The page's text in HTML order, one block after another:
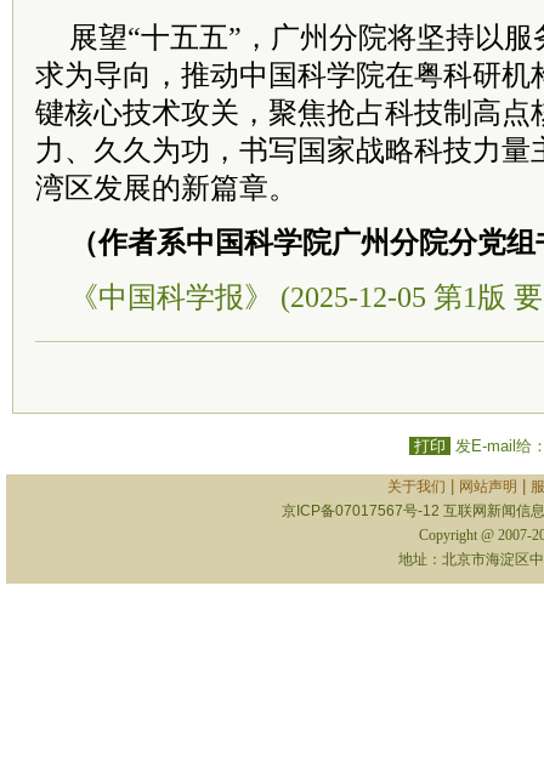
展望“十五五”，广州分院将坚持以
求为导向，推动中国科学院在粤科研机
键核心技术攻关，聚焦抢占科技制高点
力、久久为功，书写国家战略科技力量
湾区发展的新篇章。
（作者系中国科学院广州分院分党
《中国科学报》 (2025-12-05 第1版
打印 发E-mail给
关于我们 网站声明
京ICP备07017567号-12 互联网新闻信
Copyright @ 2007-
地址：北京市海淀区